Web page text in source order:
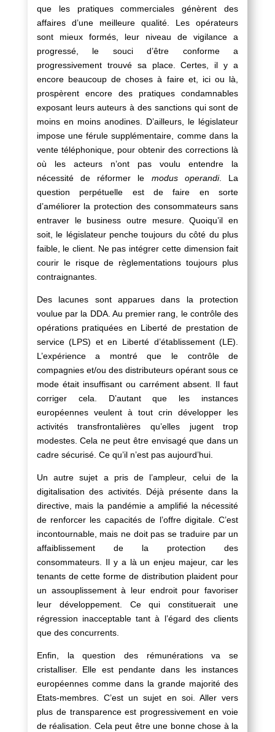
que les pratiques commerciales génèrent des
affaires d’une meilleure qualité. Les opérateurs
sont mieux formés, leur niveau de vigilance a
progressé, le souci d’être conforme a
progressivement trouvé sa place. Certes, il y a
encore beaucoup de choses à faire et, ici ou là,
prospèrent encore des pratiques condamnables
exposant leurs auteurs à des sanctions qui sont de
moins en moins anodines. D’ailleurs, le législateur
impose une férule supplémentaire, comme dans la
vente téléphonique, pour obtenir des corrections là
où les acteurs n’ont pas voulu entendre la
nécessité de réformer le modus operandi. La
question perpétuelle est de faire en sorte
d’améliorer la protection des consommateurs sans
entraver le business outre mesure. Quoiqu’il en
soit, le législateur penche toujours du côté du plus
faible, le client. Ne pas intégrer cette dimension fait
courir le risque de règlementations toujours plus
contraignantes.
Des lacunes sont apparues dans la protection
voulue par la DDA. Au premier rang, le contrôle des
opérations pratiquées en Liberté de prestation de
service (LPS) et en Liberté d’établissement (LE).
L’expérience a montré que le contrôle de
compagnies et/ou des distributeurs opérant sous ce
mode était insuffisant ou carrément absent. Il faut
corriger cela. D’autant que les instances
européennes veulent à tout crin développer les
activités transfrontalières qu’elles jugent trop
modestes. Cela ne peut être envisagé que dans un
cadre sécurisé. Ce qu’il n’est pas aujourd’hui.
Un autre sujet a pris de l’ampleur, celui de la
digitalisation des activités. Déjà présente dans la
directive, mais la pandémie a amplifié la nécessité
de renforcer les capacités de l’offre digitale. C’est
incontournable, mais ne doit pas se traduire par un
affaiblissement de la protection des
consommateurs. Il y a là un enjeu majeur, car les
tenants de cette forme de distribution plaident pour
un assouplissement à leur endroit pour favoriser
leur développement. Ce qui constituerait une
régression inacceptable tant à l’égard des clients
que des concurrents.
Enfin, la question des rémunérations va se
cristalliser. Elle est pendante dans les instances
européennes comme dans la grande majorité des
Etats-membres. C’est un sujet en soi. Aller vers
plus de transparence est progressivement en voie
de réalisation. Cela peut être une bonne chose à la